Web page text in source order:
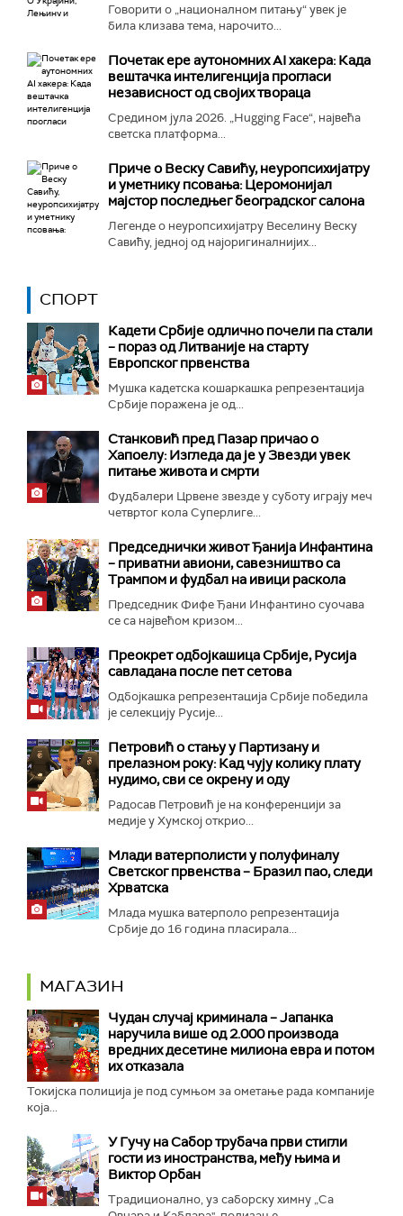
Говорити о „националном питању“ увек је
била клизава тема, нарочито...
Почетак ере аутономних AI хакера: Када
вештачка интелигенција прогласи
независност од својих твораца
Средином јула 2026. „Hugging Face“, највећа
светска платформа...
Приче о Веску Савићу, неуропсихијатру
и уметнику псовања: Церомонијал
мајстор последњег београдског салона
Легенде о неуропсихијатру Веселину Веску
Савићу, једној од најоригиналнијих...
СПОРТ
Кадети Србије одлично почели па стали
– пораз од Литваније на старту
Европског првенства
Мушка кадетска кошаркашка репрезентација
Србије поражена је од...
Станковић пред Пазар причао о
Хапоелу: Изгледа да је у Звезди увек
питање живота и смрти
Фудбалери Црвене звезде у суботу играју меч
четвртог кола Суперлиге...
Председнички живот Ђанија Инфантина
– приватни авиони, савезништво са
Трампом и фудбал на ивици раскола
Председник Фифе Ђани Инфантино суочава
се са највећом кризом...
Преокрет одбојкашица Србије, Русија
савладана после пет сетова
Одбојкашка репрезентација Србије победила
је селекцију Русије...
Петровић о стању у Партизану и
прелазном року: Кад чују колику плату
нудимо, сви се окрену и оду
Радосав Петровић је на конференцији за
медије у Хумској открио...
Mлади ватерполисти у полуфиналу
Светског првенства – Бразил пао, следи
Хрватска
Млада мушка ватерполо репрезентација
Србије до 16 година пласирала...
МАГАЗИН
Чудан случај криминала – Јапанка
наручила више од 2.000 производа
вредних десетине милиона евра и потом
их отказала
Токијска полиција је под сумњом за ометање рада компаније
која...
У Гучу на Сабор трубача први стигли
гости из иностранства, међу њима и
Виктор Орбан
Традиционално, уз саборску химну „Са